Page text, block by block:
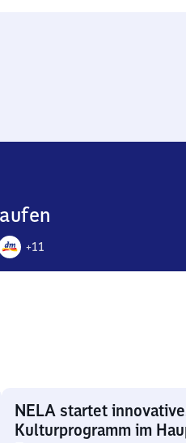
+11
NELA startet
Kulturprogramm im